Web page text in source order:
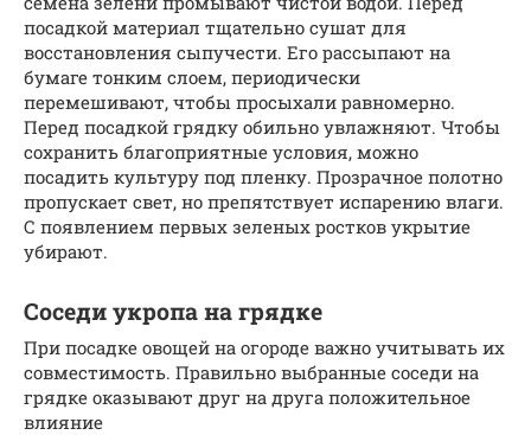
посадкой материал тщательно сушат для
восстановления сыпучести. Его рассыпают на
бумаге тонким слоем, периодически
перемешивают, чтобы просыхали равномерно.
Перед посадкой грядку обильно увлажняют. Чтобы
сохранить благоприятные условия, можно
посадить культуру под пленку. Прозрачное полотно
пропускает свет, но препятствует испарению влаги.
С появлением первых зеленых ростков укрытие
убирают.
Соседи укропа на грядке
При посадке овощей на огороде важно учитывать их
совместимость. Правильно выбранные соседи на
грядке оказывают друг на друга положительное
влияние